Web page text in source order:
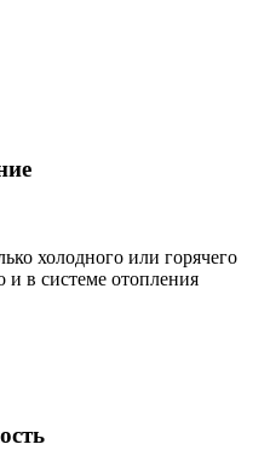
холодного или горячего
в системе отопления